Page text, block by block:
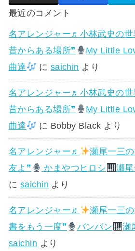
最近のコメント
名アレンジャー♬ 小林武史の
昔からある場所❞
My Little
曲達
に saichin より
名アレンジャー♬ 小林武史の
昔からある場所❞
My Little
曲達
に Bobby Black より
名アレンジャー♬ 瀬尾一三
友よ❞
かまやつヒロシ 瀬
に saichin より
名アレンジャー♬ 瀬尾一三
書をもう一度❞
バンバン 瀬
saichin より